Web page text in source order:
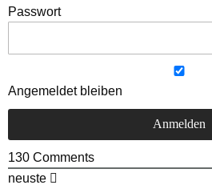
Passwort
Angemeldet bleiben
130 Comments
neuste